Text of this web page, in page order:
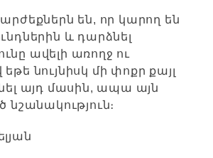
են, որ կարող են
և դարձնել
ավելի առողջ ու
նույնիսկ մի փոքր քայլ
այդ մասին, ապա այն
նշանակություն։